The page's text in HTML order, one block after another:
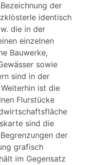
der
identisch
die in der
einzelnen
Bauwerke,
sowie
sind in der
ist die
Flurstücke
sind die
der
grafisch
im Gegensatz